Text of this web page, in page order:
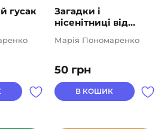
гусак
Загадки і
нісенітниці від...
50 грн
Марія Пономаренко
В КОШИК